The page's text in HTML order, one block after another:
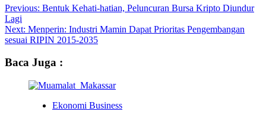
Previous: Bentuk Kehati-hatian, Peluncuran Bursa Kripto Diundur
Lagi
Next: Menperin: Industri Mamin Dapat Prioritas Pengembangan
sesuai RIPIN 2015-2035
Baca Juga :
Ekonomi Business